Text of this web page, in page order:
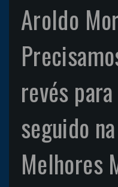
Aroldo
revés
seguido
Melhores